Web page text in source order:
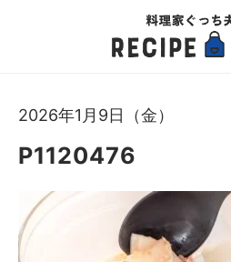
2026年1月9日（金）
P1120476